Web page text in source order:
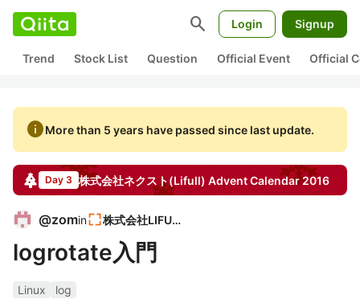
search Login Signup
Trend Stock List Question Official Event Official
infoMore than 5 years have passed since last update.
Day 3 株式会社ネクスト(Lifull) Advent Calendar2016
@zomin 株式会社LIFULL
logrotate入門
Linux
log